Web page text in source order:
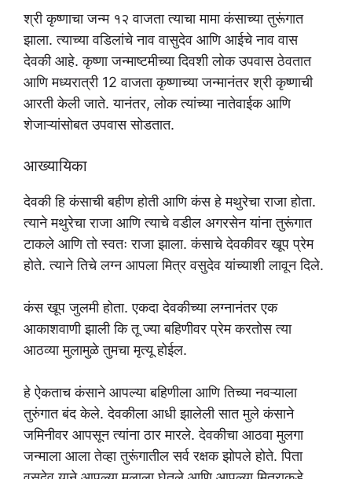
श्री कृष्णाचा जन्म १२ वाजता त्याचा मामा कंसाच्या तुरूंगात
झाला. त्याच्या वडिलांचे नाव वासुदेव आणि आईचे नाव वास
देवकी आहे. कृष्णा जन्माष्टमीच्या दिवशी लोक उपवास ठेवतात
आणि मध्यरात्री 12 वाजता कृष्णाच्या जन्मानंतर श्री कृष्णाची
आरती केली जाते. यानंतर, लोक त्यांच्या नातेवाईक आणि
शेजाऱ्यांसोबत उपवास सोडतात.
आख्यायिका
देवकी हि कंसाची बहीण होती आणि कंस हे मथुरेचा राजा होता.
त्याने मथुरेचा राजा आणि त्याचे वडील अगरसेन यांना तुरूंगात
टाकले आणि तो स्वतः राजा झाला. कंसाचे देवकीवर खूप प्रेम
होते. त्याने तिचे लग्न आपला मित्र वसुदेव यांच्याशी लावून दिले.
कंस खूप जुलमी होता. एकदा देवकीच्या लग्नानंतर एक
आकाशवाणी झाली कि तू ज्या बहिणीवर प्रेम करतोस त्या
आठव्या मुलामुळे तुमचा मृत्यू होईल.
हे ऐकताच कंसाने आपल्या बहिणीला आणि तिच्या नवऱ्याला
तुरुंगात बंद केले. देवकीला आधी झालेली सात मुले कंसाने
जमिनीवर आपसून त्यांना ठार मारले. देवकीचा आठवा मुलगा
जन्माला आला तेव्हा तुरूंगातील सर्व रक्षक झोपले होते. पिता